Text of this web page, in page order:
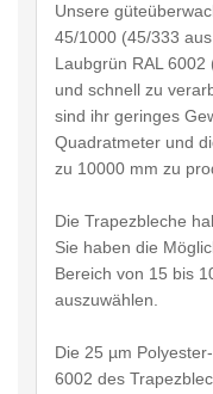
Unsere
45/1000 (45/333 aus
Laubgrün RAL
und schnell zu
sind ihr geringes
Quadratmeter und
zu 10000 mm zu
Die Trapezbleche
Sie haben die
Bereich von 15 bis
auszuwählen.
Die 25 µm
6002 des